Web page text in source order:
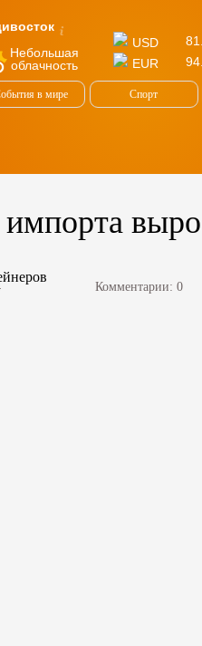
Небольшая
облачность
USD
EUR
в мире Спорт
Комментарии: 0